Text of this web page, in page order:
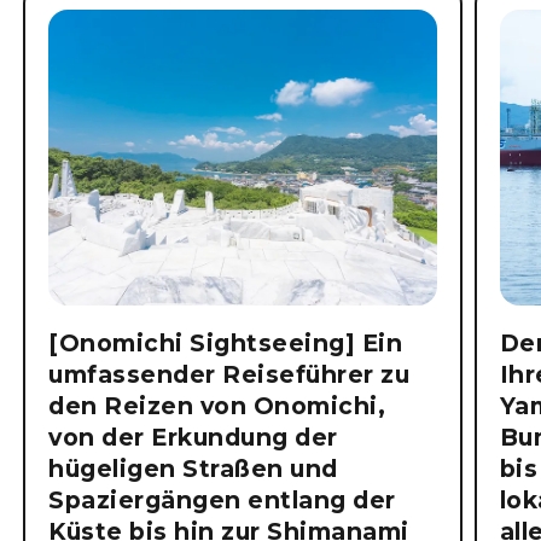
[Onomichi Sightseeing] Ein
umfassender Reiseführer zu
den Reizen von Onomichi,
von der Erkundung der
hügeligen Straßen und
Spaziergängen entlang der
Küste bis hin zur Shimanami